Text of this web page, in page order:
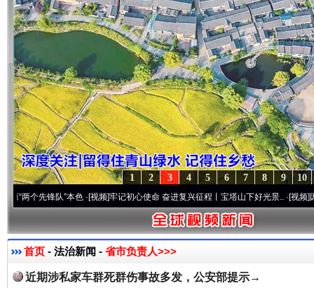
10
9
8
7
6
5
4
3
2
1
先锋队”本色·[视频]牢记初心使命 奋进复兴征程丨宝塔山下好光景..·[视频]因党而生
首页 - 法治新闻 - 省市负责人>>>
近期涉私家车群死群伤事故多发，公安部提示→